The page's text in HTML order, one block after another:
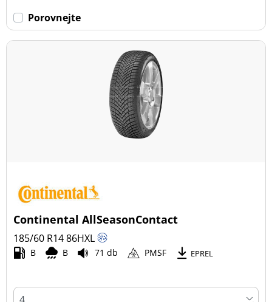
Porovnejte
Continental AllSeasonContact
185/60 R1486HXL
B B 71 db PMSF EPREL